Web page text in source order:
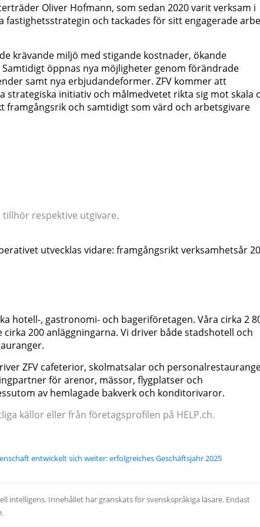
Oliver Hofmann, som sedan 2020 varit verksam i
fastighetsstrategin och tackades för sitt engagerade
krävande miljö med stigande kostnader, ökande
öppnas nya möjligheter genom förändrade
samt nya erbjudandeformer. ZFV kommer att
strategiska initiativ och målmedvetet rikta sig mot skala
och samtidigt som värd och arbetsgivare
respektive utgivare.
utvecklas vidare: framgångsrikt verksamhetsår
hotell-, gastronomi- och bageriföretagen. Våra cirka 2
200 anläggningarna. Vi driver både stadshotell och
ZFV cafeterior, skolmatsalar och
för arenor, mässor, flygplatser och
av hemlagade bakverk och konditorivaror.
källor eller från företagsprofilen på HELP.ch.
entwickelt sich weiter: erfolgreiches Geschäftsjahr 2025
Innehållet har granskats för svenskspråkiga läsare. Endast